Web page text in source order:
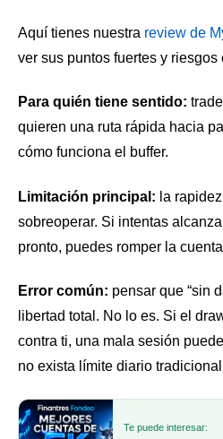
Aquí tienes nuestra review de
ver sus puntos fuertes y riesgos
Para quién tiene sentido:
quieren una ruta rápida hacia
cómo funciona el buffer.
Limitación principal: la
sobreoperar. Si intentas
pronto, puedes romper la
Error común: pensar que “sin
libertad total. No lo es. Si el
contra ti, una mala sesión
no exista límite diario
Te puede interesar: